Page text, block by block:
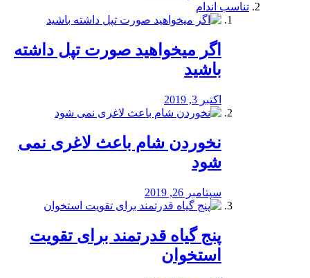
تناسب اندام
اگر میخواهید صورت تپل داشته
باشید
اکتبر 3, 2019
نخوردن شام باعث لاغری نمی
‌شود
سپتامبر 26, 2019
پنج گیاه قدرتمند برای تقویت
استخوان